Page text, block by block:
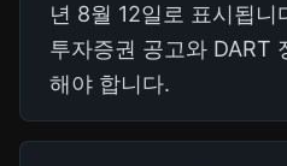
년 8월 12일로 표시됩니
투자증권 공고와 DART
해야 합니다.